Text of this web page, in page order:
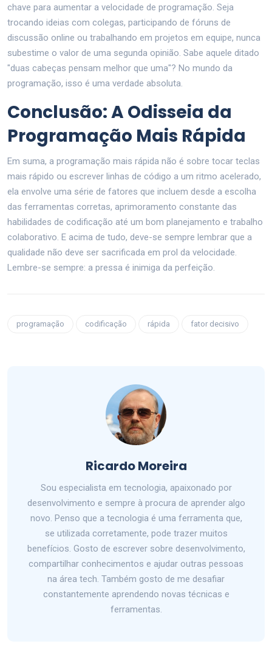
chave para aumentar a velocidade de programação. Seja
trocando ideias com colegas, participando de fóruns de
discussão online ou trabalhando em projetos em equipe, nunca
subestime o valor de uma segunda opinião. Sabe aquele ditado
"duas cabeças pensam melhor que uma"? No mundo da
programação, isso é uma verdade absoluta.
Conclusão: A Odisseia da
Programação Mais Rápida
Em suma, a programação mais rápida não é sobre tocar teclas
mais rápido ou escrever linhas de código a um ritmo acelerado,
ela envolve uma série de fatores que incluem desde a escolha
das ferramentas corretas, aprimoramento constante das
habilidades de codificação até um bom planejamento e trabalho
colaborativo. E acima de tudo, deve-se sempre lembrar que a
qualidade não deve ser sacrificada em prol da velocidade.
Lembre-se sempre: a pressa é inimiga da perfeição.
programação codificação rápida fator decisivo
Ricardo Moreira
Sou especialista em tecnologia, apaixonado por
desenvolvimento e sempre à procura de aprender algo
novo. Penso que a tecnologia é uma ferramenta que,
se utilizada corretamente, pode trazer muitos
benefícios. Gosto de escrever sobre desenvolvimento,
compartilhar conhecimentos e ajudar outras pessoas
na área tech. Também gosto de me desafiar
constantemente aprendendo novas técnicas e
ferramentas.